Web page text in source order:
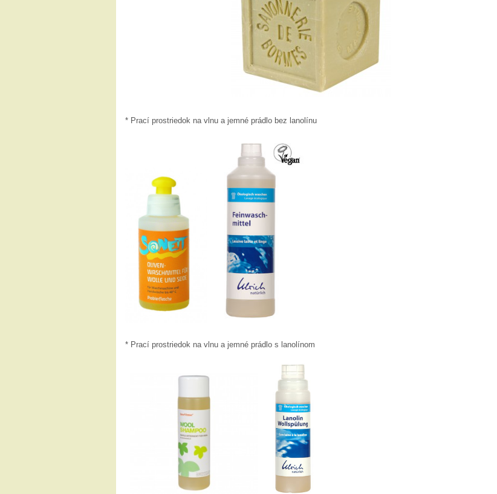
* Prací prostriedok na vlnu a jemné prádlo bez lanolínu
* Prací prostriedok na vlnu a jemné prádlo s lanolínom